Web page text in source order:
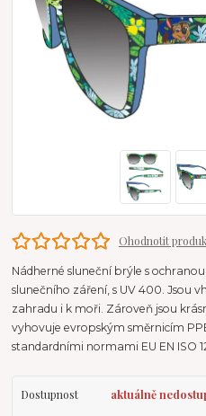
Ohodnotit
Nádherné sluneční brýle s
slunečního záření, s UV 400. Jsou
zahradu i k moři. Zároveň jsou
vyhovuje evropským směrnicím
standardními normami EU EN ISO
Dostupnost aktuálně